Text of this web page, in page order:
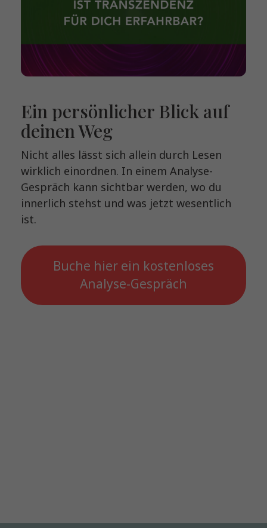
Ein persönlicher Blick auf
deinen Weg
Nicht alles lässt sich allein durch Lesen
wirklich einordnen. In einem Analyse-
Gespräch kann sichtbar werden, wo du
innerlich stehst und was jetzt wesentlich
ist.
Buche hier ein kostenloses
Analyse-Gespräch